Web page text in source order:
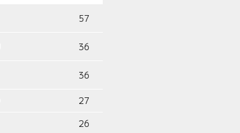
57
36
36
27
26